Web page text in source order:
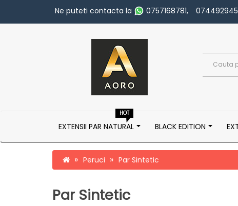
Ne puteti contacta la 0757168781,
HOT
EXTENSII PAR NATURAL BLACK EDITION
Peruci Par Sintetic
Par Sintetic